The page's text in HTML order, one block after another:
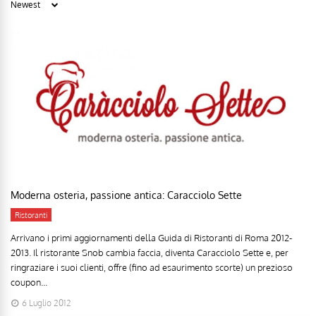
Moderna osteria, passione antica: Caracciolo Sette
Ristoranti
Arrivano i primi aggiornamenti della Guida di Ristoranti di Roma 2012-
2013. Il ristorante Snob cambia faccia, diventa Caracciolo Sette e, per
ringraziare i suoi clienti, offre (fino ad esaurimento scorte) un prezioso
coupon...
6 Luglio 2012